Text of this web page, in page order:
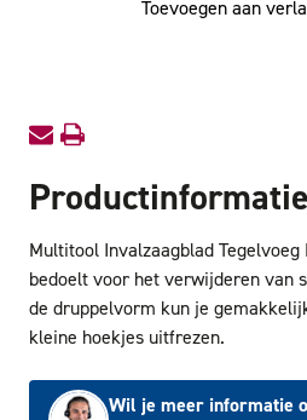
Toevoegen aan
Productinformatie
Multitool Invalzaagblad
bedoelt voor het verwijderen van
de druppelvorm kun je
kleine hoekjes uitfrezen.
Wil je meer informatie